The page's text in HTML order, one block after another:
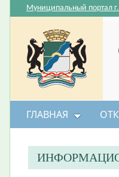
Муниципальный портал
ГЛАВНАЯ